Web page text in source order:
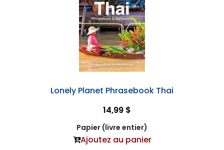
Lonely Planet Phrasebook Thai
14,99 $
Papier (livre entier)
Ajoutez au panier